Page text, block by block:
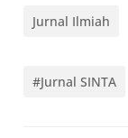
Jurnal Ilmiah
#Jurnal SINTA